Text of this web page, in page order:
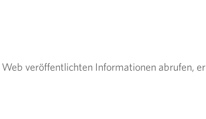
veröffentlichten Informationen abrufen,